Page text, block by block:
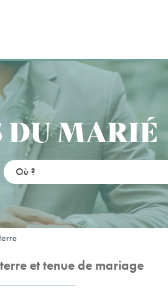
DU MARIÉ
et tenue de mariage